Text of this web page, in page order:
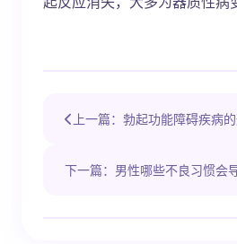
上一篇：勃起功能障碍疾病
下一篇：男性哪些不良习惯会